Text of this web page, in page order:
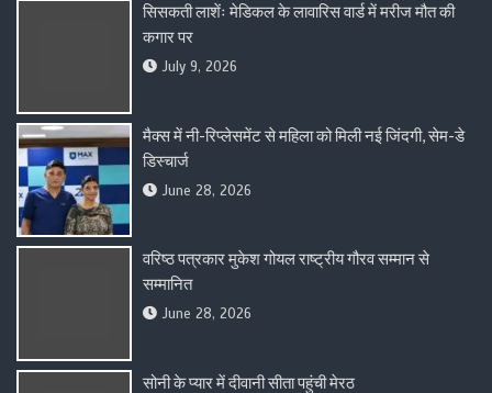
सिसकती लाशेंः मेडिकल के लावारिस वार्ड में मरीज मौत की
कगार पर
July 9, 2026
मैक्स में नी-रिप्लेसमेंट से महिला को मिली नई जिंदगी, सेम-डे
डिस्चार्ज
June 28, 2026
वरिष्ठ पत्रकार मुकेश गोयल राष्ट्रीय गौरव सम्मान से
सम्मानित
June 28, 2026
सोनी के प्यार में दीवानी सीता पहुंची मेरठ